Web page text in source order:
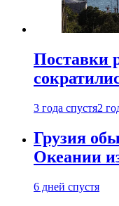
Поставки
3 года спустя2
Грузия
Океании
6 дней спустя